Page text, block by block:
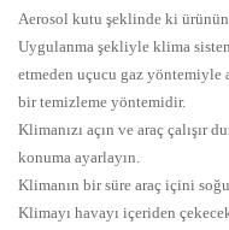
Aerosol kutu şeklinde ki ürünün
Uygulanma şekliyle klima
etmeden uçucu gaz
bir temizleme yöntemidir.
Klimanızı açın ve araç çalışır
konuma ayarlayın.
Klimanın bir süre araç içini
Klimayı havayı içeriden